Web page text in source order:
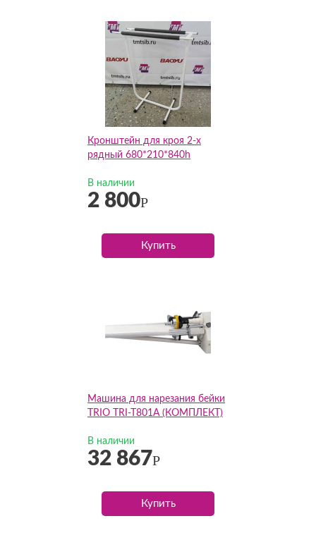
Кронштейн для кроя 2-х
рядный 680*210*840h
В наличии
2 800Р
Купить
Машина для нарезания бейки
TRIO TRI-T801А (КОМПЛЕКТ)
В наличии
32 867Р
Купить